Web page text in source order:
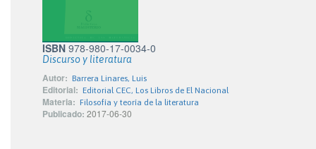
ISBN 978-980-17-0034-0
Discurso y literatura
Autor: Barrera Linares, Luis
Editorial: Editorial CEC, Los Libros de El Nacional
Materia: Filosofía y teoría de la literatura
Publicado: 2017-06-30